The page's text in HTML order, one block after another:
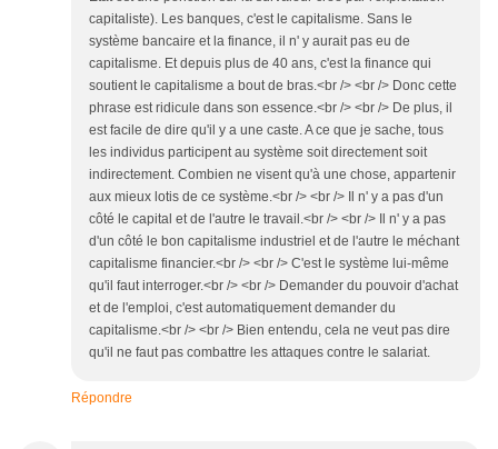
capitaliste). Les banques, c'est le capitalisme. Sans le
système bancaire et la finance, il n' y aurait pas eu de
capitalisme. Et depuis plus de 40 ans, c'est la finance qui
soutient le capitalisme a bout de bras.<br /> <br /> Donc cette
phrase est ridicule dans son essence.<br /> <br /> De plus, il
est facile de dire qu'il y a une caste. A ce que je sache, tous
les individus participent au système soit directement soit
indirectement. Combien ne visent qu'à une chose, appartenir
aux mieux lotis de ce système.<br /> <br /> Il n' y a pas d'un
côté le capital et de l'autre le travail.<br /> <br /> Il n' y a pas
d'un côté le bon capitalisme industriel et de l'autre le méchant
capitalisme financier.<br /> <br /> C'est le système lui-même
qu'il faut interroger.<br /> <br /> Demander du pouvoir d'achat
et de l'emploi, c'est automatiquement demander du
capitalisme.<br /> <br /> Bien entendu, cela ne veut pas dire
qu'il ne faut pas combattre les attaques contre le salariat.
Répondre